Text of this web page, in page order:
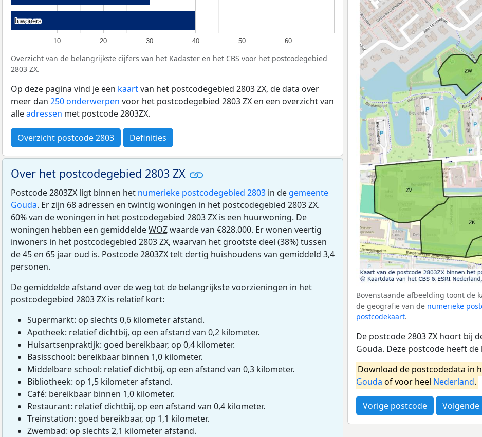
10 20 30 40 50 60
Inwoners
Inwoners
Overzicht van de belangrijkste cijfers van het Kadaster en het CBS voor het postcodegebied
2803 ZX.
Op deze pagina vind je een kaartvan het postcodegebied 2803 ZX, de data over
meer dan 250 onderwerpen voor het postcodegebied 2803 ZX en een overzicht van
alleadressen met postcode 2803ZX.
Overzicht postcode 2803 Definities
Over het postcodegebied 2803 ZX
Postcode 2803ZX ligt binnen het numerieke postcodegebied 2803 in de gemeente
Gouda. Er zijn 68 adressen en twintig woningen in het postcodegebied 2803 ZX.
60% van de woningen in het postcodegebied 2803 ZX is een huurwoning. De
woningen hebben een gemiddeldeWOZwaarde van €828.000. Er wonen veertig
inwoners in het postcodegebied 2803 ZX, waarvan het grootste deel (38%) tussen
de 45 en 65 jaar oud is. Postcode 2803ZX telt dertig huishoudens van gemiddeld 3,4
personen.
De gemiddelde afstand over de weg tot de belangrijkste voorzieningen in het
postcodegebied 2803 ZX is relatief kort:
Supermarkt: op slechts 0,6 kilometer afstand.
Apotheek: relatief dichtbij, op een afstand van 0,2 kilometer.
Huisartsenpraktijk: goed bereikbaar, op 0,4 kilometer.
Basisschool: bereikbaar binnen 1,0 kilometer.
Middelbare school: relatief dichtbij, op een afstand van 0,3 kilometer.
Bibliotheek: op 1,5 kilometer afstand.
Café: bereikbaar binnen 1,0 kilometer.
Restaurant: relatief dichtbij, op een afstand van 0,4 kilometer.
Treinstation: goed bereikbaar, op 1,1 kilometer.
Zwembad: op slechts 2,1 kilometer afstand.
Bovenstaande afbeelding toont de
de geografie van de numerieke
postcodekaart.
De postcode 2803 ZX hoort bij
Gouda. Deze postcode heeft
Download de postcodedata in
Gouda of voor heel Nederland.
Vorige postcode